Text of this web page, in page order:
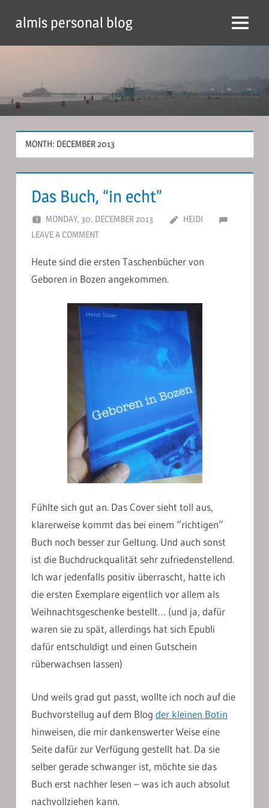
content
almis personal blog Menu
MONTH: DECEMBER 2013
Das Buch, “in echt”
MONDAY, 30. DECEMBER 2013
HEIDI
LEAVE A COMMENT
Heute sind die ersten Taschenbücher von
Geboren in Bozen angekommen.
Fühlte sich gut an. Das Cover sieht toll aus,
klarerweise kommt das bei einem “richtigen”
Buch noch besser zur Geltung. Und auch sonst
ist die Buchdruckqualität sehr zufriedenstellend.
Ich war jedenfalls positiv überrascht, hatte ich
die ersten Exemplare eigentlich vor allem als
Weihnachtsgeschenke bestellt… (und ja, dafür
waren sie zu spät, allerdings hat sich Epubli
dafür entschuldigt und einen Gutschein
rüberwachsen lassen)
Und weils grad gut passt, wollte ich noch auf die
Buchvorstellug auf dem Blog der kleinen Botin
hinweisen, die mir dankenswerter Weise eine
Seite dafür zur Verfügung gestellt hat. Da sie
selber gerade schwanger ist, möchte sie das
Buch erst nachher lesen – was ich auch absolut
nachvollziehen kann.